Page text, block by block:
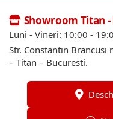
Showroom Titan
Luni - Vineri: 10:00 -
Str. Constantin Brancusi
– Titan – Bucuresti.